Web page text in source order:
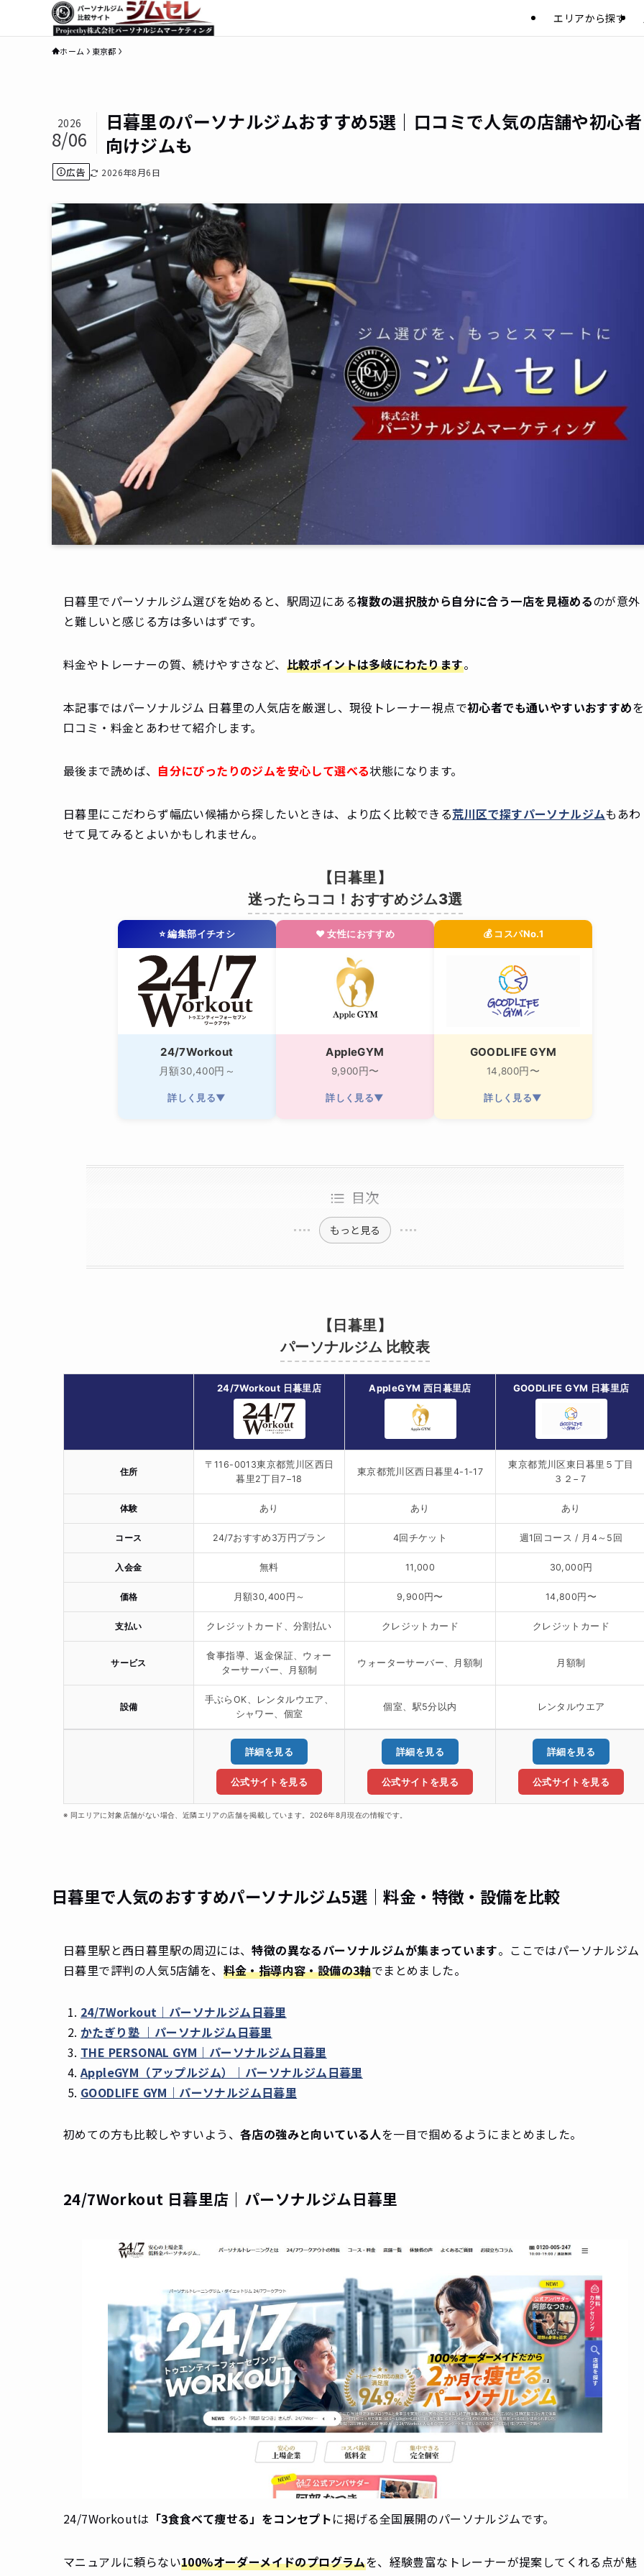
エリアから探す
ホーム 東京都
日暮里のパーソナルジムおすすめ5選｜口コミで人気の店舗や初心者
向けジムも
2026
8/06
広告 2026年8月6日
日暮里でパーソナルジム選びを始めると、駅周辺にある複数の選択肢から自分に合う一店を見極めるのが意外
と難しいと感じる方は多いはずです。
料金やトレーナーの質、続けやすさなど、 比較ポイントは多岐にわたります。
本記事ではパーソナルジム 日暮里の人気店を厳選し、現役トレーナー視点で初心者でも通いやすいおすすめを
口コミ・料金とあわせて紹介します。
最後まで読めば、 自分にぴったりのジムを安心して選べる状態になります。
日暮里にこだわらず幅広い候補から探したいときは、より広く比較できる荒川区で探すパーソナルジムもあわ
せて見てみるとよいかもしれません。
【日暮里】
迷ったらココ！おすすめジム3選
⭐ 編集部イチオシ
24/7Workout
月額30,400円～
詳しく見る▼
❤ 女性におすすめ
AppleGYM
9,900円〜
詳しく見る▼
💰 コスパNo.1
GOODLIFE GYM
14,800円〜
詳しく見る▼
目次
もっと見る
【日暮里】
パーソナルジム 比較表
24/7Workout 日暮里店 AppleGYM 西日暮里店 GOODLIFE GYM 日暮里店
住所
〒116-0013東京都荒川区西日
暮里2丁目7−18
東京都荒川区西日暮里4-1-17
東京都荒川区東日暮里５丁目
３２−７
体験 あり あり あり
コース 24/7おすすめ3万円プラン 4回チケット 週1回コース / 月4～5回
入会金 無料 11,000 30,000円
価格 月額30,400円～ 9,900円〜 14,800円〜
支払い クレジットカード、分割払い クレジットカード クレジットカード
サービス
食事指導、返金保証、ウォー
ターサーバー、月額制
ウォーターサーバー、月額制 月額制
設備
手ぶらOK、レンタルウエア、
シャワー、個室
個室、駅5分以内 レンタルウエア
詳細を見る
公式サイトを見る
詳細を見る
公式サイトを見る
詳細を見る
公式サイトを見る
※ 同エリアに対象店舗がない場合、近隣エリアの店舗を掲載しています。2026年8月現在の情報です。
日暮里で人気のおすすめパーソナルジム5選｜料金・特徴・設備を比較
日暮里駅と西日暮里駅の周辺には、特徴の異なるパーソナルジムが集まっています。ここではパーソナルジム
日暮里で評判の人気5店舗を、 料金・指導内容・設備の3軸でまとめました。
24/7Workout｜パーソナルジム日暮里
かたぎり塾 ｜パーソナルジム日暮里
THE PERSONAL GYM｜パーソナルジム日暮里
AppleGYM（アップルジム）｜パーソナルジム日暮里
GOODLIFE GYM｜パーソナルジム日暮里
初めての方も比較しやすいよう、 各店の強みと向いている人を一目で掴めるようにまとめました。
24/7Workout 日暮里店｜パーソナルジム日暮里
24/7Workoutは 「3食食べて痩せる」をコンセプトに掲げる全国展開のパーソナルジムです。
マニュアルに頼らない100%オーダーメイドのプログラムを、経験豊富なトレーナーが提案してくれる点が魅